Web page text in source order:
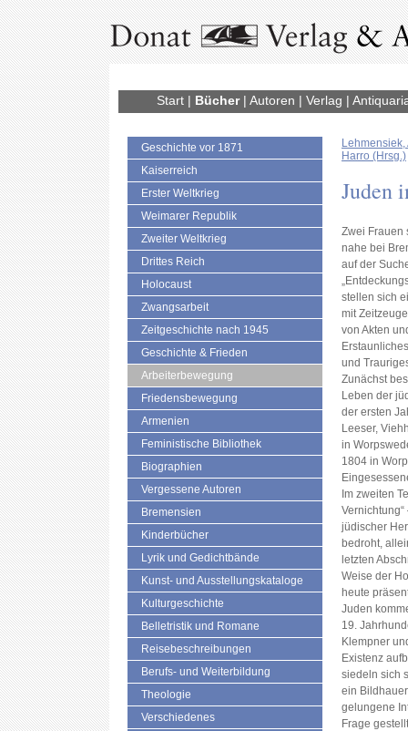
Start| Bücher| Autoren | Verlag |
Geschichte vor 1871
Kaiserreich
Erster Weltkrieg
Weimarer Republik
Zweiter Weltkrieg
Drittes Reich
Holocaust
Zwangsarbeit
Zeitgeschichte nach 1945
Geschichte & Frieden
Arbeiterbewegung
Friedensbewegung
Armenien
Feministische Bibliothek
Biographien
Vergessene Autoren
Bremensien
Kinderbücher
Lyrik und Gedichtbände
Kunst- und Ausstellungskataloge
Kulturgeschichte
Belletristik und Romane
Reisebeschreibungen
Berufs- und Weiterbildung
Theologie
Verschiedenes
Harro (Hrsg.)
Juden
Zwei Frauen
nahe bei
auf der
stellen sich
mit
von Akten
und
Zunächst
Leben der
der ersten
Leeser,
in
1804 in
Im zweiten
jüdischer
bedroht,
letzten
Weise der
heute
Juden
19.
Klempner
Existenz
siedeln sich
ein
gelungene
Frage